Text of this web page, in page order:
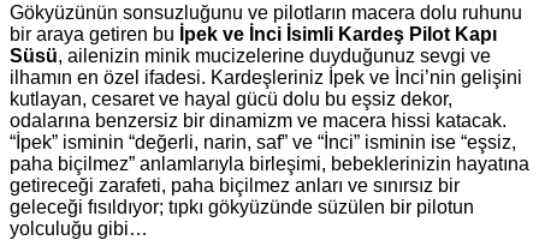
Gökyüzünün sonsuzluğunu ve pilotların macera dolu ruhunu
bir araya getiren bu İpek ve İnci İsimli Kardeş Pilot Kapı
Süsü, ailenizin minik mucizelerine duyduğunuz sevgi ve
ilhamın en özel ifadesi. Kardeşleriniz İpek ve İnci’nin gelişini
kutlayan, cesaret ve hayal gücü dolu bu eşsiz dekor,
odalarına benzersiz bir dinamizm ve macera hissi katacak.
“İpek” isminin “değerli, narin, saf” ve “İnci” isminin ise “eşsiz,
paha biçilmez” anlamlarıyla birleşimi, bebeklerinizin hayatına
getireceği zarafeti, paha biçilmez anları ve sınırsız bir
geleceği fısıldıyor; tıpkı gökyüzünde süzülen bir pilotun
yolculuğu gibi…